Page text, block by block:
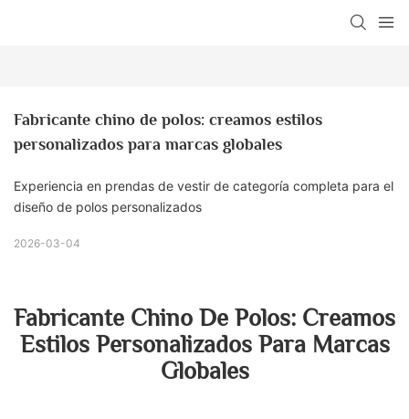
Fabricante chino de polos: creamos estilos
personalizados para marcas globales
Experiencia en prendas de vestir de categoría completa para el
diseño de polos personalizados
2026-03-04
Fabricante Chino De Polos: Creamos
Estilos Personalizados Para Marcas
Globales